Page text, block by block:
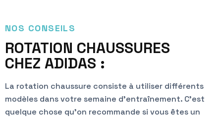
NOS CONSEILS
ROTATION CHAUSSURES
CHEZ ADIDAS :
La rotation chaussure consiste à utiliser différents
modèles dans votre semaine d’entraînement. C’est
quelque chose qu’on recommande si vous êtes un